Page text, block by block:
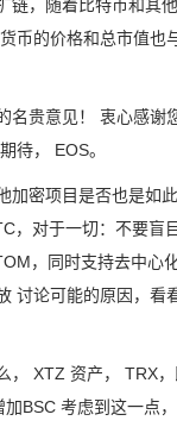
链，随着比特币和其
币的价格和总市值也
名贵意见！ 衷心感谢
待， EOS。
加密项目是否也是如
，对于一切：不要盲
，同时支持去中心
讨论可能的原因，看
， XTZ 资产， TRX
BSC 考虑到这一点